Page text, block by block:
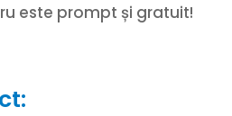
este prompt și gratuit!